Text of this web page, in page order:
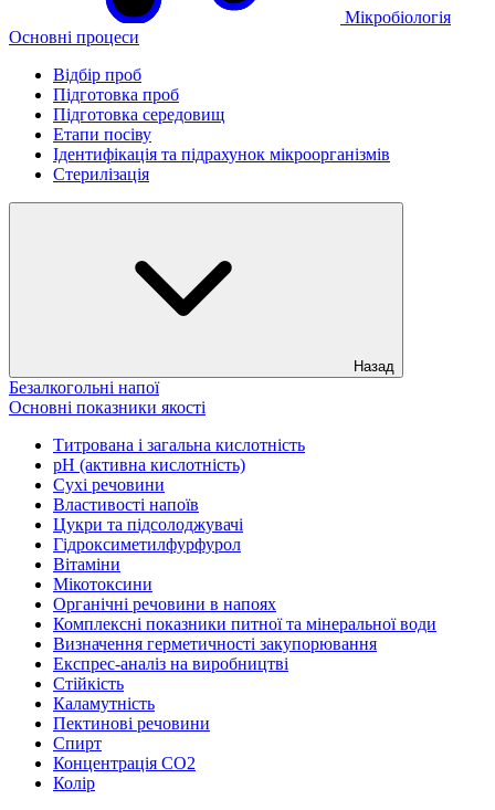
Мікробіологія
Основні процеси
Відбір проб
Підготовка проб
Підготовка середовищ
Етапи посіву
Ідентифікація та підрахунок мікроорганізмів
Стерилізація
Назад
Безалкогольні напої
Основні показники якості
Титрована і загальна кислотність
рН (активна кислотність)
Сухі речовини
Властивості напоїв
Цукри та підсолоджувачі
Гідроксиметилфурфурол
Вітаміни
Мікотоксини
Органічні речовини в напоях
Комплексні показники питної та мінеральної води
Визначення герметичності закупорювання
Експрес-аналіз на виробництві
Стійкість
Каламутність
Пектинові речовини
Спирт
Концентрація СО2
Колір